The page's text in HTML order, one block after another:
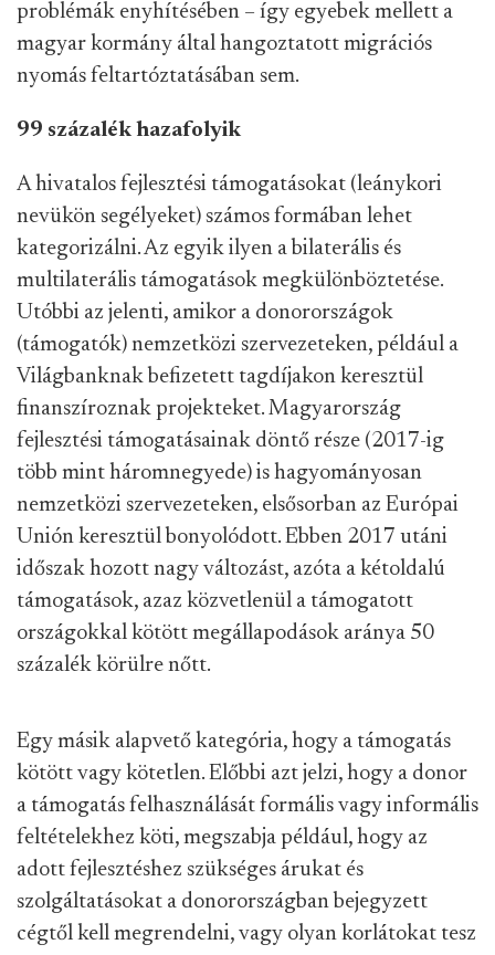
problémák enyhítésében – így egyebek mellett a
magyar kormány által hangoztatott migrációs
nyomás feltartóztatásában sem.
99 százalék hazafolyik
A hivatalos fejlesztési támogatásokat (leánykori
nevükön segélyeket) számos formában lehet
kategorizálni. Az egyik ilyen a bilaterális és
multilaterális támogatások megkülönböztetése.
Utóbbi az jelenti, amikor a donorországok
(támogatók) nemzetközi szervezeteken, például a
Világbanknak befizetett tagdíjakon keresztül
finanszíroznak projekteket. Magyarország
fejlesztési támogatásainak döntő része (2017-ig
több mint háromnegyede) is hagyományosan
nemzetközi szervezeteken, elsősorban az Európai
Unión keresztül bonyolódott. Ebben 2017 utáni
időszak hozott nagy változást, azóta a kétoldalú
támogatások, azaz közvetlenül a támogatott
országokkal kötött megállapodások aránya 50
százalék körülre nőtt.
Egy másik alapvető kategória, hogy a támogatás
kötött vagy kötetlen. Előbbi azt jelzi, hogy a donor
a támogatás felhasználását formális vagy informális
feltételekhez köti, megszabja például, hogy az
adott fejlesztéshez szükséges árukat és
szolgáltatásokat a donorországban bejegyzett
cégtől kell megrendelni, vagy olyan korlátokat tesz